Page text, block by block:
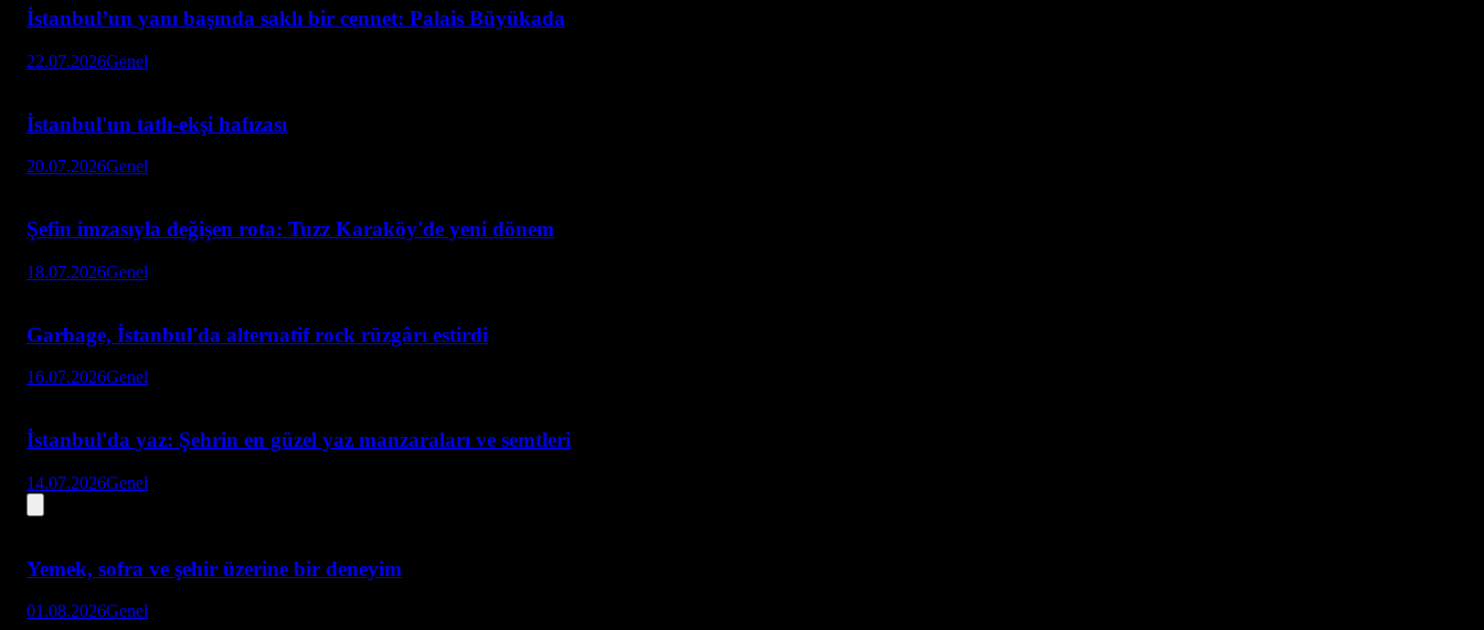
İstanbul’un yanı başında saklı bir cennet: Palais Büyükada
22.07.2026Genel
İstanbul'un tatlı-ekşi hafızası
20.07.2026Genel
Şefin imzasıyla değişen rota: Tuzz Karaköy'de yeni dönem
18.07.2026Genel
Garbage, İstanbul'da alternatif rock rüzgârı estirdi
16.07.2026Genel
İstanbul'da yaz: Şehrin en güzel yaz manzaraları ve semtleri
14.07.2026Genel
Yemek, sofra ve şehir üzerine bir deneyim
01.08.2026Genel